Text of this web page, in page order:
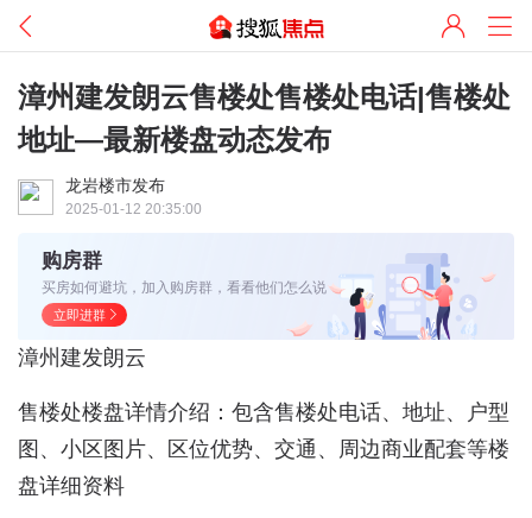
漳州建发朗云售楼处售楼处电话|售楼处
地址—最新楼盘动态发布
龙岩楼市发布
2025-01-12 20:35:00
购房群
买房如何避坑，加入购房群，看看他们怎么说
立即进群
漳州建发朗云
售楼处楼盘详情介绍：包含售楼处电话、地址、户型
图、小区图片、区位优势、交通、周边商业配套等楼
盘详细资料